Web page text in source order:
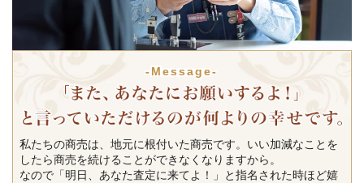
-Message-
私たちの商売は、地元に根付いた商売です。いい加減なことを
したら商売を続けることができなくなりますから。
なので「明日、あなた査定に来てよ！」と指名された時ほど嬉